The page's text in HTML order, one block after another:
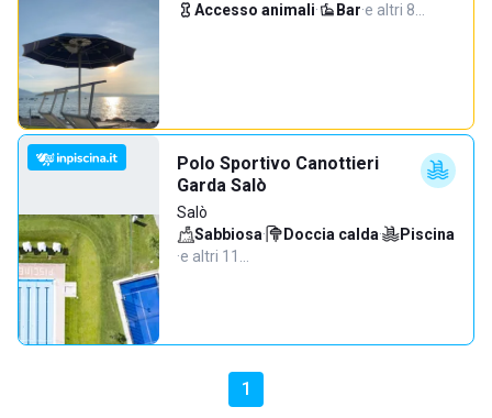
Accesso animali· Bar·e altri 8…
Polo Sportivo Canottieri
Garda Salò
Salò
Sabbiosa· Doccia calda·
Piscina
·e altri 11…
1